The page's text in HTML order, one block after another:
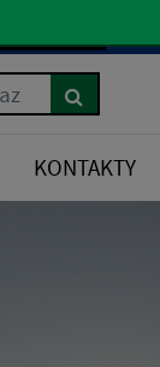
KONTAKTY